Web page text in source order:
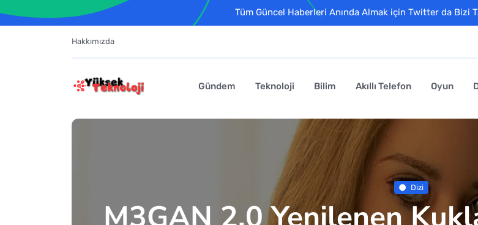
Tüm Güncel Haberleri Anında Almak için Twitter da Bizi
Hakkımızda
Gündem Teknoloji Bilim Akıllı Telefon Oyun
Dizi